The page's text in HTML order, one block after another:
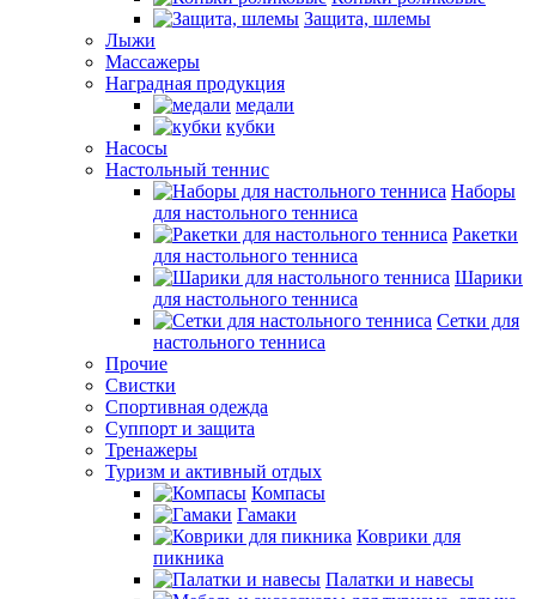
Защита, шлемы
Лыжи
Массажеры
Наградная продукция
медали
кубки
Насосы
Настольный теннис
Наборы
для настольного тенниса
Ракетки
для настольного тенниса
Шарики
для настольного тенниса
Сетки для
настольного тенниса
Прочие
Свистки
Спортивная одежда
Суппорт и защита
Тренажеры
Туризм и активный отдых
Компасы
Гамаки
Коврики для
пикника
Палатки и навесы